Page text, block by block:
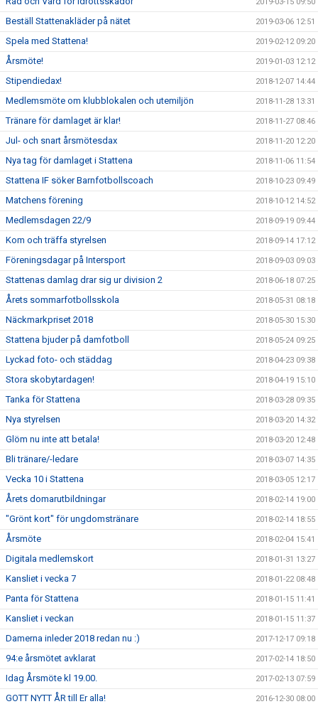
Beställ Stattenakläder på nätet 2019-03-06 12:51
Spela med Stattena! 2019-02-12 09:20
Årsmöte! 2019-01-03 12:12
Stipendiedax! 2018-12-07 14:44
Medlemsmöte om klubblokalen och utemiljön 2018-11-28 13:31
Tränare för damlaget är klar! 2018-11-27 08:46
Jul- och snart årsmötesdax 2018-11-20 12:20
Nya tag för damlaget i Stattena 2018-11-06 11:54
Stattena IF söker Barnfotbollscoach 2018-10-23 09:49
Matchens förening 2018-10-12 14:52
Medlemsdagen 22/9 2018-09-19 09:44
Kom och träffa styrelsen 2018-09-14 17:12
Föreningsdagar på Intersport 2018-09-03 09:03
Stattenas damlag drar sig ur division 2 2018-06-18 07:25
Årets sommarfotbollsskola 2018-05-31 08:18
Näckmarkpriset 2018 2018-05-30 15:30
Stattena bjuder på damfotboll 2018-05-24 09:25
Lyckad foto- och städdag 2018-04-23 09:38
Stora skobytardagen! 2018-04-19 15:10
Tanka för Stattena 2018-03-28 09:35
Nya styrelsen 2018-03-20 14:32
Glöm nu inte att betala! 2018-03-20 12:48
Bli tränare/-ledare 2018-03-07 14:35
Vecka 10 i Stattena 2018-03-05 12:17
Årets domarutbildningar 2018-02-14 19:00
"Grönt kort" för ungdomstränare 2018-02-14 18:55
Årsmöte 2018-02-04 15:41
Digitala medlemskort 2018-01-31 13:27
Kansliet i vecka 7 2018-01-22 08:48
Panta för Stattena 2018-01-15 11:41
Kansliet i veckan 2018-01-15 11:37
Damerna inleder 2018 redan nu :) 2017-12-17 09:18
94:e årsmötet avklarat 2017-02-14 18:50
Idag Årsmöte kl 19.00. 2017-02-13 07:59
GOTT NYTT ÅR till Er alla! 2016-12-30 08:00